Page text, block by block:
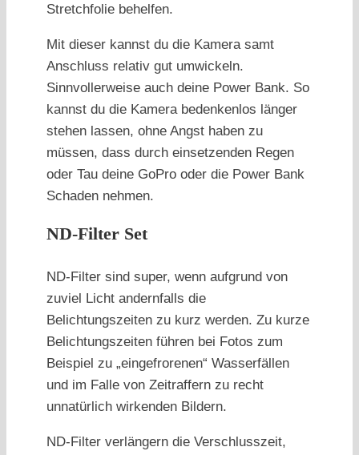
Stretchfolie behelfen.
Mit dieser kannst du die Kamera samt
Anschluss relativ gut umwickeln.
Sinnvollerweise auch deine Power Bank. So
kannst du die Kamera bedenkenlos länger
stehen lassen, ohne Angst haben zu
müssen, dass durch einsetzenden Regen
oder Tau deine GoPro oder die Power Bank
Schaden nehmen.
ND-Filter Set
ND-Filter sind super, wenn aufgrund von
zuviel Licht andernfalls die
Belichtungszeiten zu kurz werden. Zu kurze
Belichtungszeiten führen bei Fotos zum
Beispiel zu „eingefrorenen“ Wasserfällen
und im Falle von Zeitraffern zu recht
unnatürlich wirkenden Bildern.
ND-Filter verlängern die Verschlusszeit,